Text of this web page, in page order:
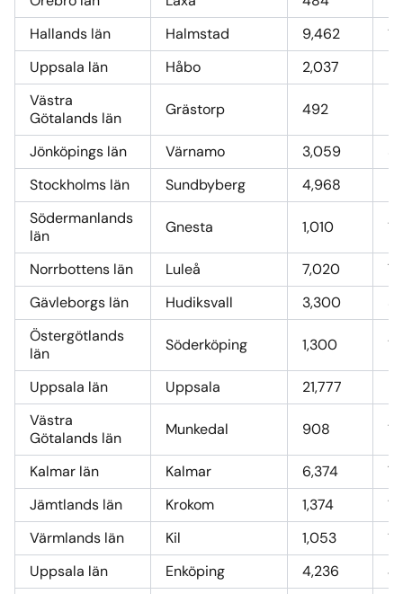
Hallands län
Halmstad 9,462
Uppsala län
Håbo 2,037
Västra
Götalands län
Grästorp 492
Jönköpings län Värnamo 3,059
Stockholms län
Sundbyberg 4,968
Södermanlands
län
Gnesta 1,010
Norrbottens län Luleå 7,020
Gävleborgs län
Hudiksvall 3,300
Östergötlands
län
Söderköping 1,300
Uppsala län Uppsala 21,777
Västra
Götalands län
Munkedal 908
Kalmar län Kalmar 6,374
Jämtlands län
Krokom 1,374
Värmlands län
Kil 1,053
Uppsala län
Enköping 4,236